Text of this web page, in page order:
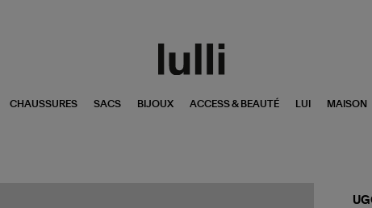
CHAUSSURES SACS BIJOUX ACCESS & BEAUTÉ LUI MAISON